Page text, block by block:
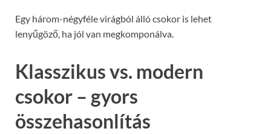
Egy három-négyféle virágból álló csokor is lehet
lenyűgöző, ha jól van megkomponálva.
Klasszikus vs. modern
csokor – gyors
összehasonlítás